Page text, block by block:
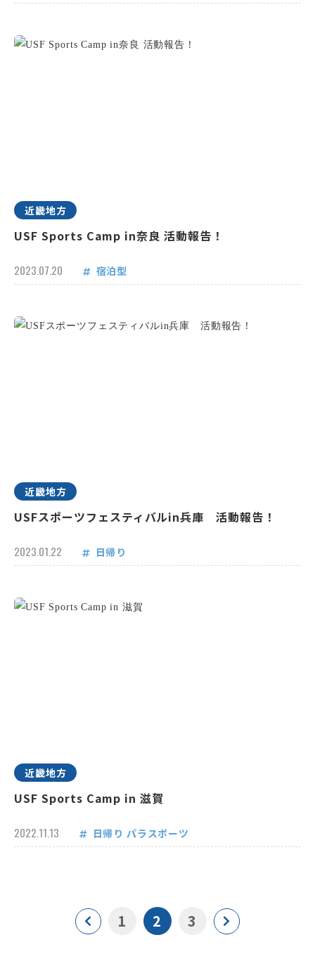
近畿地方
USF Sports Camp in奈良 活動報告！
2023.07.20 宿泊型
近畿地方
USFスポーツフェスティバルin兵庫 活動報告！
2023.01.22 日帰り
近畿地方
USF Sports Camp in 滋賀
2022.11.13 日帰り パラスポーツ
1 2 3